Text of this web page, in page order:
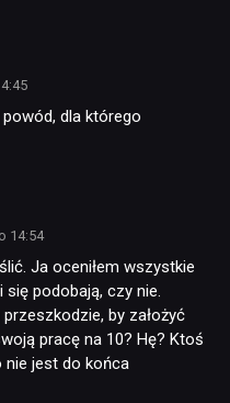
dla którego
14:54
Ja oceniłem wszystkie
podobają, czy nie.
by założyć
pracę na 10? Hę? Ktoś
nie jest do końca